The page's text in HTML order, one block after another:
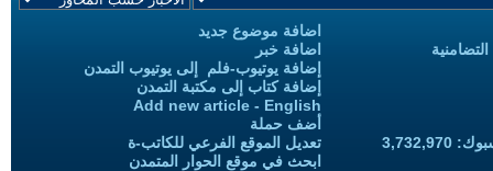
اضافة موضوع جديد
اضافة خبر
إضافة يوتيوب-فلم إلى يوتيوب التمدن
إضافة كتاب إلى مكتبة التمدن
Add new article - English
أضف حملة
تعديل الموقع الفرعي للكاتب-ة
ابحث في موقع الحوار المتمدن